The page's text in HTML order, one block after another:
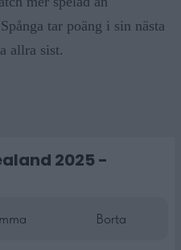
tar poäng i sin nästa
allra sist.